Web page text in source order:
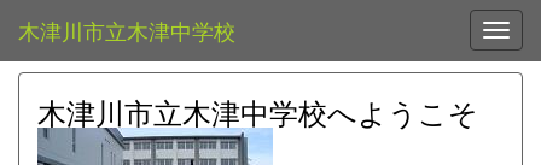
木津川市立木津中学校
木津川市立木津中学校へようこそ